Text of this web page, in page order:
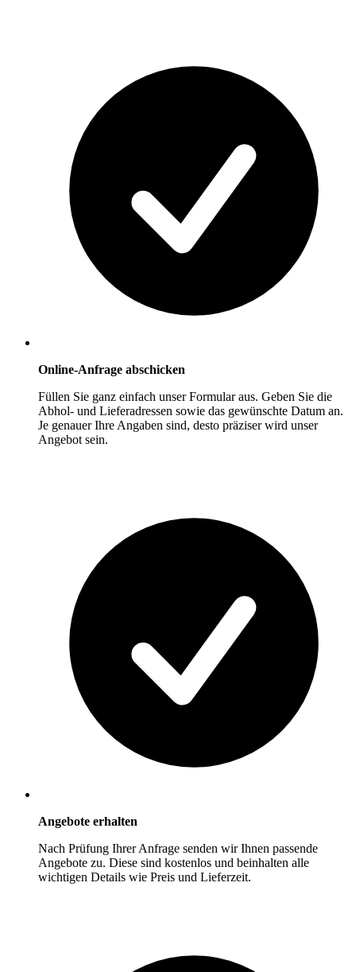
Online-Anfrage abschicken
Füllen Sie ganz einfach unser Formular aus. Geben Sie die
Abhol- und Lieferadressen sowie das gewünschte Datum an.
Je genauer Ihre Angaben sind, desto präziser wird unser
Angebot sein.
Angebote erhalten
Nach Prüfung Ihrer Anfrage senden wir Ihnen passende
Angebote zu. Diese sind kostenlos und beinhalten alle
wichtigen Details wie Preis und Lieferzeit.